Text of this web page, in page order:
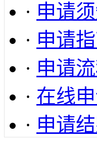
· 申请
· 申请
· 申请
· 在线
· 申请